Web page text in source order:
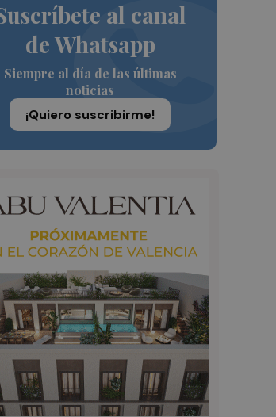
al canal
de Whatsapp
Siempre al día de las últimas
noticias
¡Quiero suscribirme!